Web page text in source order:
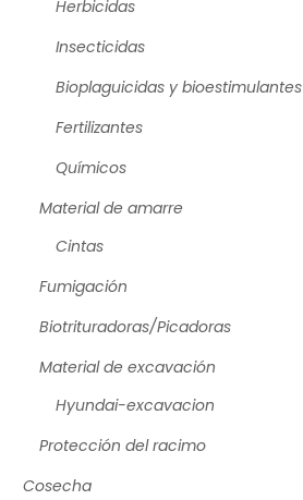
Herbicidas
Insecticidas
Bioplaguicidas y bioestimulantes
Fertilizantes
Químicos
Material de amarre
Cintas
Fumigación
Biotrituradoras/Picadoras
Material de excavación
Hyundai-excavacion
Protección del racimo
Cosecha